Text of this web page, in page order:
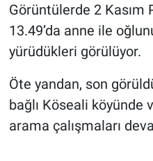
Görüntülerde 2 Kasım
13.49’da anne ile
yürüdükleri görülüyor.
Öte yandan, son
bağlı Köseali köyünde
arama çalışmaları